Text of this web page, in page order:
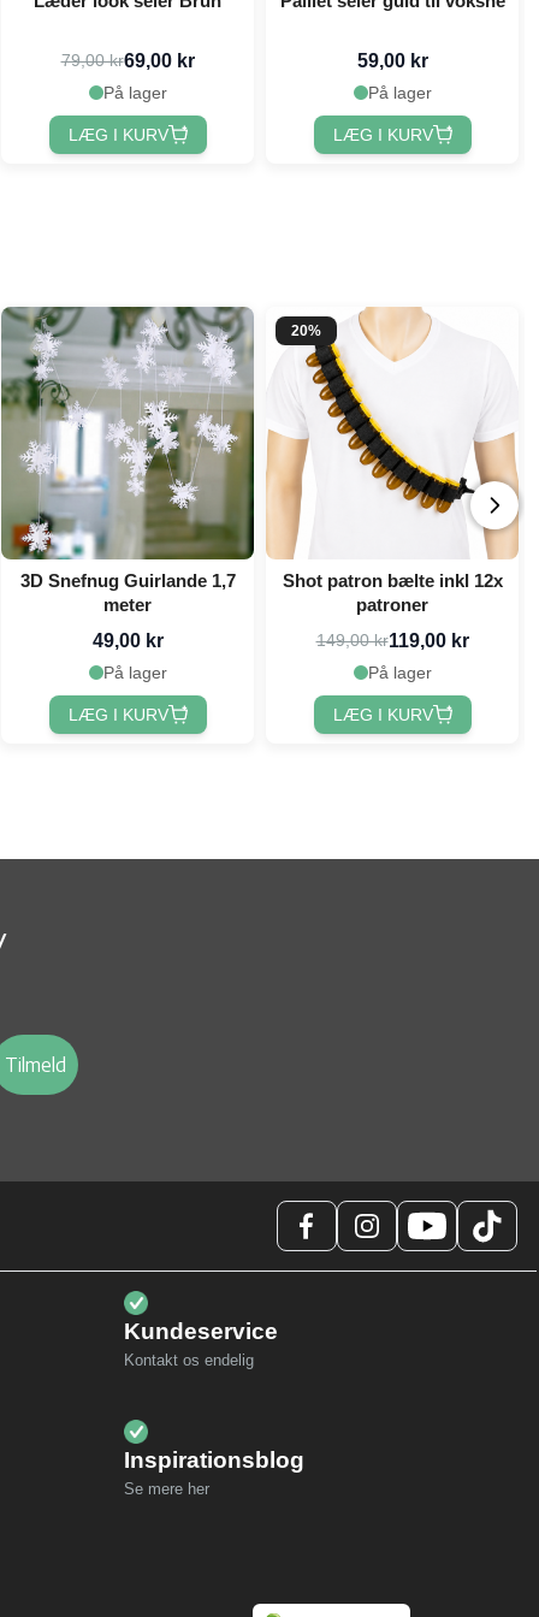
79,00 kr69,00 kr
På lager
LÆG I KURV
59,00 kr
På lager
LÆG I KURV
3D Snefnug Guirlande 1,7
meter
49,00 kr
På lager
LÆG I KURV
20%
Shot patron bælte inkl 12x
patroner
149,00 kr119,00 kr
På lager
LÆG I KURV
Tilmeld
Kundeservice
Kontakt os endelig
Inspirationsblog
Se mere her